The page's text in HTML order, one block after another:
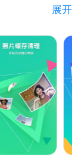
自动备份，可
技术支持的三
题。
量动态模板任
展开